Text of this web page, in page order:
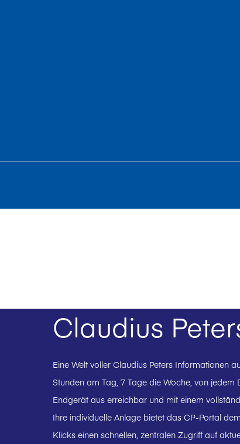
Claudius
Eine Welt voller Claudius Peters Informationen
Stunden am Tag, 7 Tage die Woche, von
Endgerät aus erreichbar und mit einem
Ihre individuelle Anlage bietet das CP-Portal
Klicks einen schnellen, zentralen Zugriff auf